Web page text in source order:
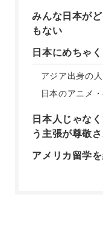
みんな日本が
もない
日本にめちゃ
アジア出身の
日本のアニメ
日本人じゃな
う主張が尊敬
アメリカ留学